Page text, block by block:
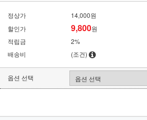
정상가
14,000원
할인가
9,800원
적립금
2%
배송비
(조건)
옵션 선택